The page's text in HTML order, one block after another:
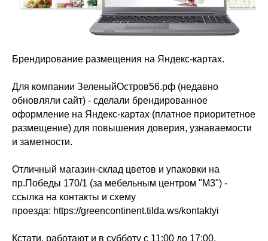
Брендирование размещения на Яндекс-картах.
Для компании ЗеленыйОстров56.рф (недавно
обновляли сайт) - сделали брендированное
оформление на Яндекс-картах (платное приоритетное
размещение) для повышения доверия, узнаваемости
и заметности.
Отличный магазин-склад цветов и упаковки на
пр.Победы 170/1 (за мебельным центром "М3") -
ссылка на контакты и схему
проезда: https://greencontinent.tilda.ws/kontaktyi
Кстати, работают и в субботу с 11:00 до 17:00.